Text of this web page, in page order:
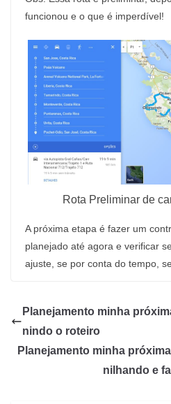
funcionou e o que é imperdível!
Rota Preliminar de
A próxima etapa é fazer um
planejado até agora e verificar
ajuste, se por conta do tempo,
Planejamento minha
nindo o roteiro
Planejamento minha
nilhando e